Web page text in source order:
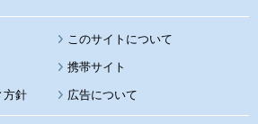
このサイトについて
携帯サイト
方針 広告について